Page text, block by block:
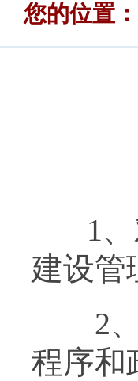
您的位置 ：
1、
建设管
2、
程序和